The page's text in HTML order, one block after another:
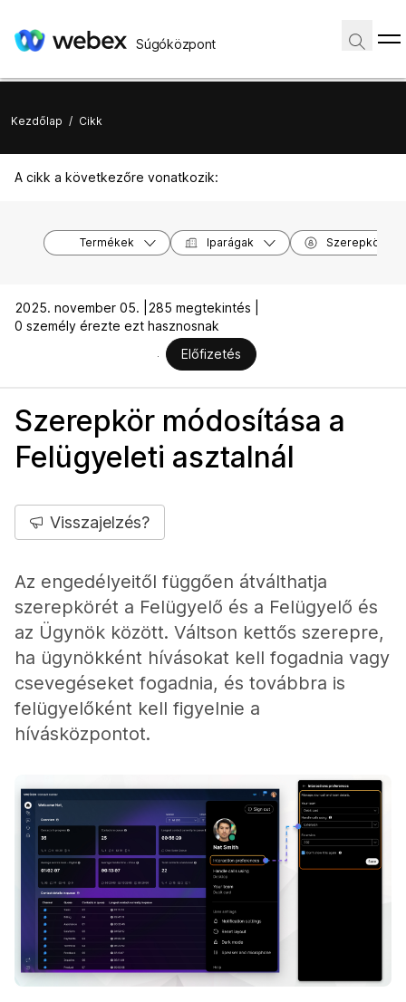
Súgóközpont
Kezdőlap / Cikk
A cikk a következőre vonatkozik:
Termékek Iparágak Szerepkörök
2025. november 05. |
285 megtekintés |
0 személy érezte ezt hasznosnak
Előfizetés
Szerepkör módosítása a
Felügyeleti asztalnál
Visszajelzés?
Az engedélyeitől függően átválthatja
szerepkörét a Felügyelő és a Felügyelő és
az Ügynök között. Váltson kettős szerepre,
ha ügynökként hívásokat kell fogadnia vagy
csevegéseket fogadnia, és továbbra is
felügyelőként kell figyelnie a
hívásközpontot.